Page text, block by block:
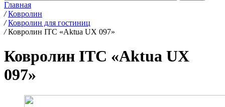
Главная
/ Ковролин
/ Ковролин для гостиниц
/ Ковролин ITC «Aktua UX 097»
Ковролин ITC «Aktua UX
097»